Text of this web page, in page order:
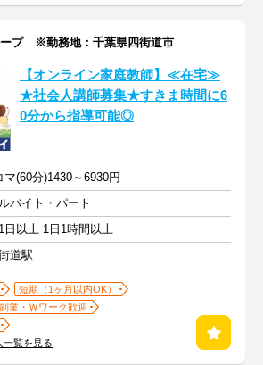
ープ ※勤務地：千葉県四街道市
【オンライン家庭教師】≪在宅≫
★社会人講師募集★すきま時間に6
0分から指導可能◎
マ(60分)1430～6930円
バイト・パート
日以上 1日1時間以上
道駅
短期（1ヶ月以内OK）
副業・Ｗワーク歓迎
一覧を見る